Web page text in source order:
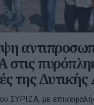
στις
της Δυτικής
ΣΥΡΙΖΑ, με